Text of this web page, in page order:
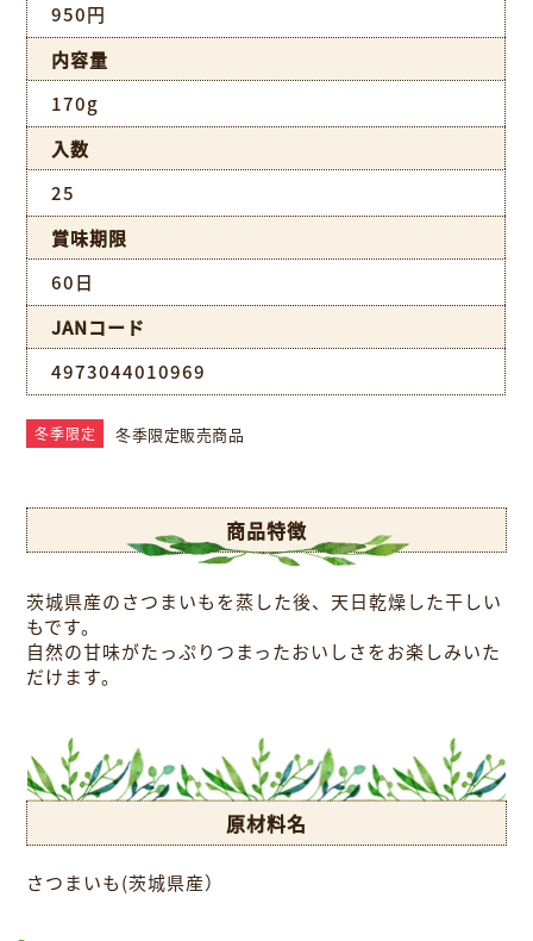
950円
内容量
170g
入数
25
賞味期限
60日
JANコード
4973044010969
冬季限定 冬季限定販売商品
商品特徴
茨城県産のさつまいもを蒸した後、天日乾燥した干しい
もです。
自然の甘味がたっぷりつまったおいしさをお楽しみいた
だけます。
原材料名
さつまいも(茨城県産）